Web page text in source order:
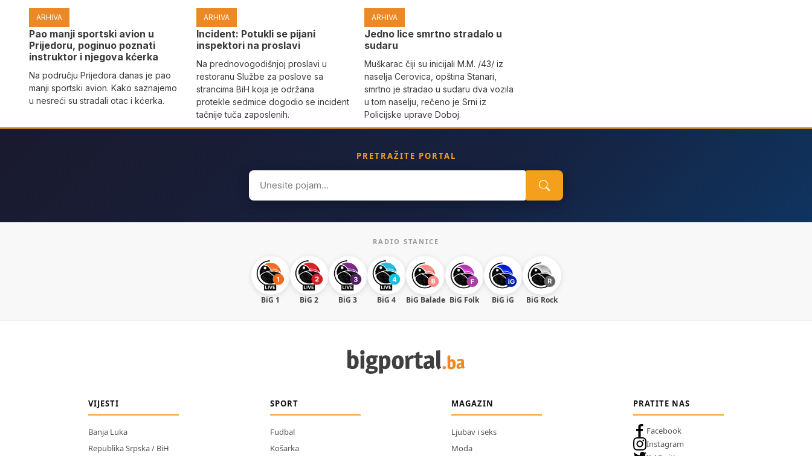
ARHIVA
Pao manji sportski avion u
Prijedoru, poginuo poznati
instruktor i njegova kćerka
Na području Prijedora danas je pao
manji sportski avion. Kako saznajemo
u nesreći su stradali otac i kćerka.
ARHIVA
Incident: Potukli se pijani
inspektori na proslavi
Na prednovogodišnjoj proslavi u
restoranu Službe za poslove sa
strancima BiH koja je održana
protekle sedmice dogodio se incident
tačnije tuča zaposlenih.
ARHIVA
Јedno lice smrtno stradalo u
sudaru
Muškarac čiji su inicijali M.M. /43/ iz
naselja Cerovica, opština Stanari,
smrtno je stradao u sudaru dva vozila
u tom naselju, rečeno je Srni iz
Policijske uprave Doboj.
PRETRAŽITE PORTAL
Search
for:
RADIO STANICE
BiG 1 BiG 2 BiG 3 BiG 4 BiG Balade BiG Folk BiG iG BiG Rock
VIJESTI
Banja Luka
Republika Srpska / BiH
SPORT
Fudbal
Košarka
MAGAZIN
Ljubav i seks
Moda
PRATITE NAS
Facebook
Instagram